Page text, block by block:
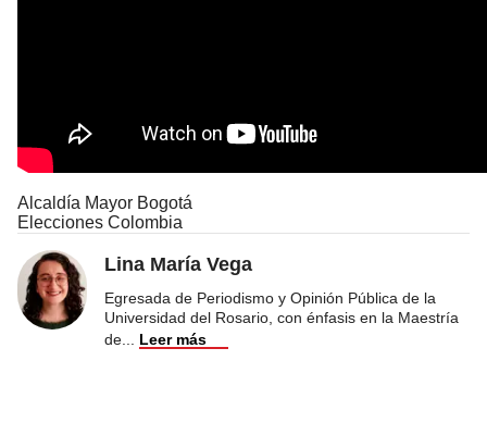
Alcaldía Mayor Bogotá
Elecciones Colombia
Lina María Vega
Egresada de Periodismo y Opinión Pública de la
Universidad del Rosario, con énfasis en la Maestría
de
Leer más